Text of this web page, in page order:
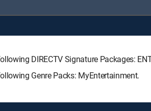
DIRECTV Signature Packages:
Genre Packs: MyEntertainment.